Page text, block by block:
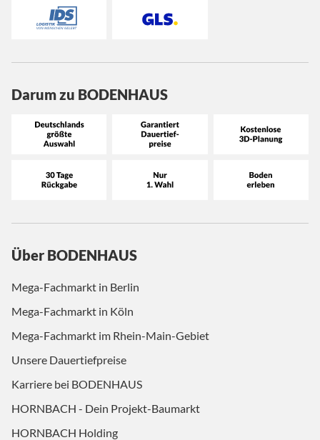
Darum zu BODENHAUS
Über BODENHAUS
Mega-Fachmarkt in Berlin
Mega-Fachmarkt in Köln
Mega-Fachmarkt im Rhein-Main-Gebiet
Unsere Dauertiefpreise
Karriere bei BODENHAUS
HORNBACH - Dein Projekt-Baumarkt
HORNBACH Holding